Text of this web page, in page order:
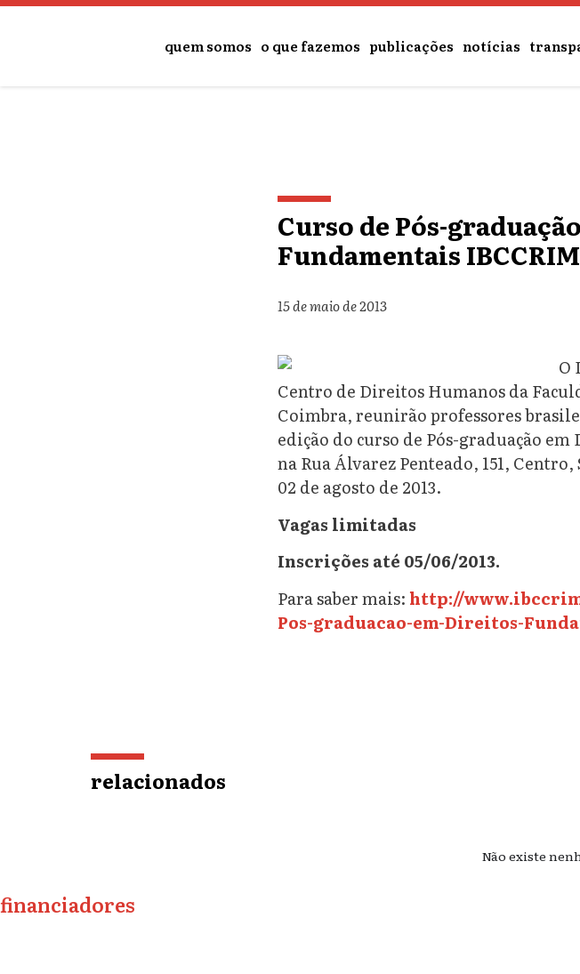
quem somos o que fazemos publicações notícias
Curso de Pós-
Fundamentais
15 de maio de 2013
O
Centro de Direitos Humanos da
Coimbra, reunirão professores
edição do curso de Pós-graduação
na Rua Álvarez Penteado, 151,
02 de agosto de 2013.
Vagas limitadas
Inscrições até 05/06/2013.
Para saber mais: http://
Pos-graduacao-em-Direitos-
relacionados
Não existe
financiadores